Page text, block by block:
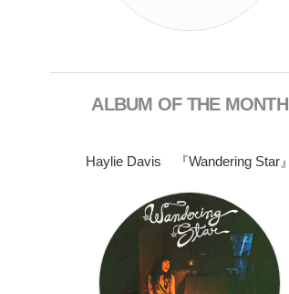
ALBUM OF THE MONTH
Haylie Davis 『Wandering Star』